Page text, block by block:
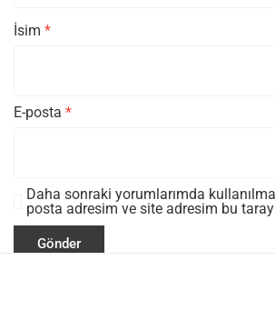
İsim *
E-posta *
Daha sonraki yorumlarımda
posta adresim ve site adresim bu